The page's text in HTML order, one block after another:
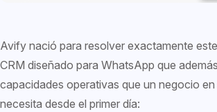
Avify nació para resolver exactamente
CRM diseñado para WhatsApp que
capacidades operativas que un negocio
necesita desde el primer día: